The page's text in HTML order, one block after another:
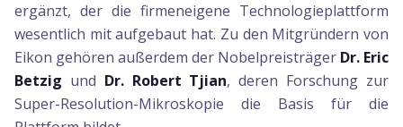
ergänzt, der die firmeneigene Technologieplattform
wesentlich mit aufgebaut hat. Zu den Mitgründern von
Eikon gehören außerdem der Nobelpreisträger Dr. Eric
Betzig und Dr. Robert Tjian, deren Forschung zur
Super-Resolution-Mikroskopie die Basis für die